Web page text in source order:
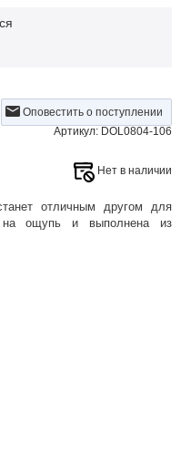
Оповестить о поступлении
Артикул: DOL0804-106
Нет в наличии
отличным другом для
на ощупь и выполнена из